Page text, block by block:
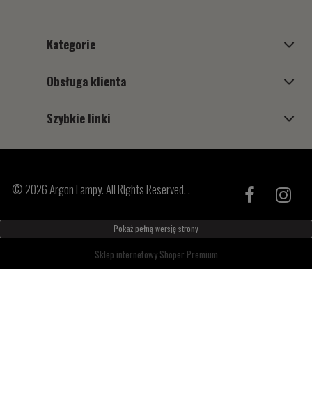
Kategorie
Obsługa klienta
Szybkie linki
© 2026 Argon Lampy. All Rights Reserved. .
Pokaż pełną wersję strony
Sklep internetowy Shoper Premium